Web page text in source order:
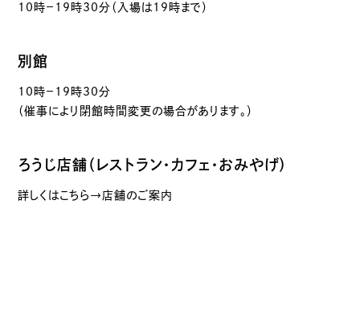
10時－19時30分（入場は19時まで）
別館
10時－19時30分
（催事により閉館時間変更の場合があります。）
ろうじ店舗（レストラン・カフェ・おみやげ）
詳しくはこちら→店舗のご案内